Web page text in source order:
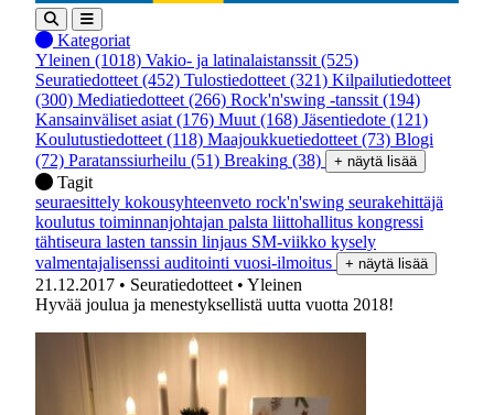
Kategoriat
Yleinen (1018) Vakio- ja latinalaistanssit (525)
Seuratiedotteet (452) Tulostiedotteet (321) Kilpailutiedotteet
(300) Mediatiedotteet (266) Rock'n'swing -tanssit (194)
Kansainväliset asiat (176) Muut (168) Jäsentiedote (121)
Koulutustiedotteet (118) Maajoukkuetiedotteet (73) Blogi
(72) Paratanssiurheilu (51) Breaking (38) + näytä lisää
Tagit
seuraesittely kokousyhteenveto rock'n'swing seurakehittäjä
koulutus toiminnanjohtajan palsta liittohallitus kongressi
tähtiseura lasten tanssin linjaus SM-viikko kysely
valmentajalisenssi auditointi vuosi-ilmoitus + näytä lisää
21.12.2017 • Seuratiedotteet • Yleinen
Hyvää joulua ja menestyksellistä uutta vuotta 2018!